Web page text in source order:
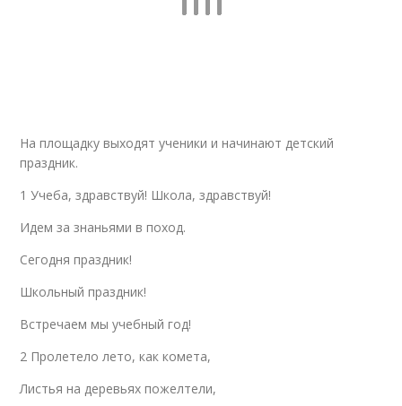
На площадку выходят ученики и начинают детский
праздник.
1 Учеба, здравствуй! Школа, здравствуй!
Идем за знаньями в поход.
Сегодня праздник!
Школьный праздник!
Встречаем мы учебный год!
2 Пролетело лето, как комета,
Листья на деревьях пожелтели,